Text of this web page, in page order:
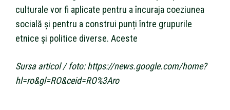
culturale vor fi aplicate pentru a încuraja coeziunea
socială și pentru a construi punți între grupurile
etnice și politice diverse. Aceste
Sursa articol / foto: https://news.google.com/home?
hl=ro&gl=RO&ceid=RO%3Aro